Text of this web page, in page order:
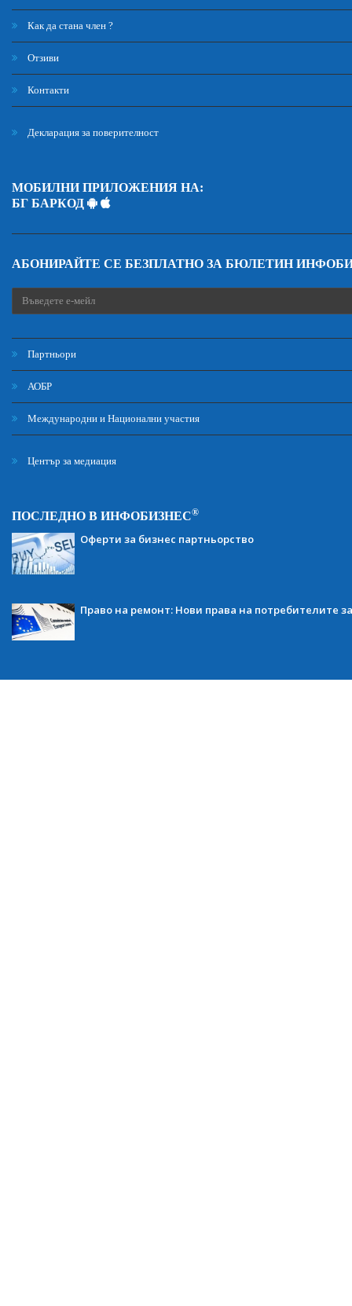
Как да стана член ?
Отзиви
Контакти
Декларация за поверителност
МОБИЛНИ ПРИЛОЖЕНИЯ НА:
БГ БАРКОД
АБОНИРАЙТЕ СЕ БЕЗПЛАТНО ЗА БЮЛЕТИН
Партньори
АОБР
Международни и Национални участия
Център за медиация
ПОСЛЕДНО В ИНФОБИЗНЕС®
Оферти за бизнес партньорство
Право на ремонт: Нови права на потребителите